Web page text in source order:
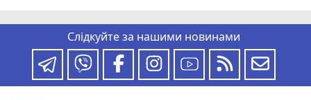
Слідкуйте за нашими новинами